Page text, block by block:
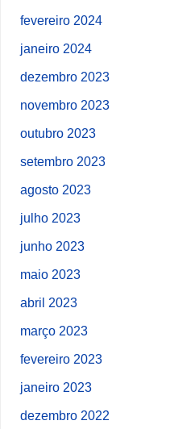
fevereiro 2024
janeiro 2024
dezembro 2023
novembro 2023
outubro 2023
setembro 2023
agosto 2023
julho 2023
junho 2023
maio 2023
abril 2023
março 2023
fevereiro 2023
janeiro 2023
dezembro 2022